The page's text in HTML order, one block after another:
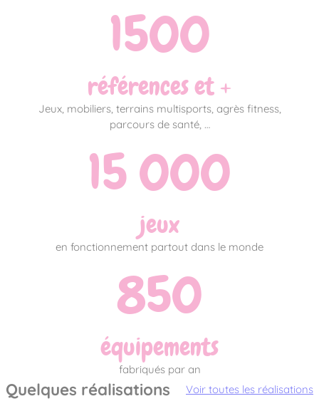
1500
références et +
Jeux, mobiliers, terrains multisports, agrès fitness,
parcours de santé, …
15 000
jeux
en fonctionnement partout dans le monde
850
équipements
fabriqués par an
Quelques réalisations Voir toutes les réalisations